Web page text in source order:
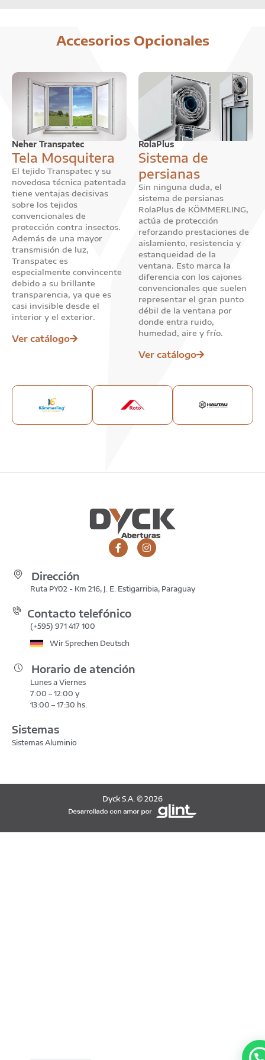
Accesorios Opcionales
Neher Transpatec
Tela Mosquitera
El tejido Transpatec y su
novedosa técnica patentada
tiene ventajas decisivas
sobre los tejidos
convencionales de
protección contra insectos.
Además de una mayor
transmisión de luz,
Transpatec es
especialmente convincente
debido a su brillante
transparencia, ya que es
casi invisible desde el
interior y el exterior.
Ver catálogo
RolaPlus
Sistema de
persianas
Sin ninguna duda, el
sistema de persianas
RolaPlus de KÖMMERLING,
actúa de protección
reforzando prestaciones de
aislamiento, resistencia y
estanqueidad de la
ventana. Esto marca la
diferencia con los cajones
convencionales que suelen
representar el gran punto
débil de la ventana por
donde entra ruido,
humedad, aire y frío.
Ver catálogo
Dirección
Ruta PY02 - Km 216, J. E. Estigarribia, Paraguay
Contacto telefónico
(+595) 971 417 100
Wir Sprechen Deutsch
Horario de atención
Lunes a Viernes
7:00 – 12:00 y
13:00 – 17:30 hs.
Sistemas
Sistemas Aluminio
Dyck S.A. © 2026